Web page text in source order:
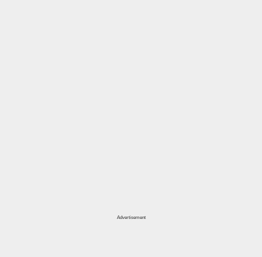
Advertisement